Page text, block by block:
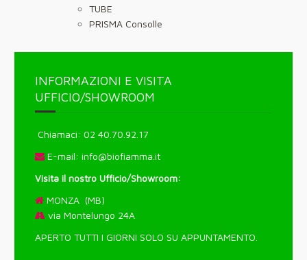
TUBE
PRISMA Consolle
INFORMAZIONI E VISITA
UFFICIO/SHOWROOM
Chiamaci: 02 40.70.92.17
E-mail: info@biofiamma.it
Visita il nostro Ufficio/Showroom:
MONZA (MB)
via Montelungo 24A
APERTO TUTTI I GIORNI SOLO SU APPUNTAMENTO.